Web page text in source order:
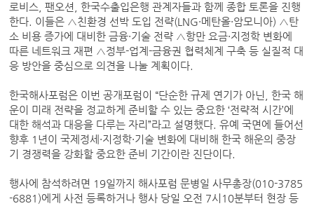
로비스, 팬오션, 한국수출입은행 관계자들과 함께 종합 토론을 진행
한다. 이들은 △친환경 선박 도입 전략(LNG·메탄올·암모니아) △탄
소 비용 증가에 대비한 금융·기술 전략 △항만 요금·지정학 변화에
따른 네트워크 재편 △정부-업계-금융권 협력체계 구축 등 실질적 대
응 방안을 중심으로 의견을 나눌 계획이다.
한국해사포럼은 이번 공개포럼이 “단순한 규제 연기가 아닌, 한국 해
운이 미래 전략을 정교하게 준비할 수 있는 중요한 ‘전략적 시간’에
대한 해석과 대응을 다루는 자리”라고 설명했다. 유예 국면에 들어선
향후 1년이 국제정세·지정학·기술 변화에 대비해 한국 해운의 중장
기 경쟁력을 강화할 중요한 준비 기간이란 진단이다.
행사에 참석하려면 19일까지 해사포럼 문병일 사무총장(010-3785
-6881)에게 사전 등록하거나 행사 당일 오전 7시10분부터 현장 등